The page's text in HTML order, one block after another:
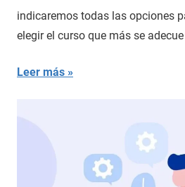
indicaremos todas las opciones
elegir el curso que más se
Leer más